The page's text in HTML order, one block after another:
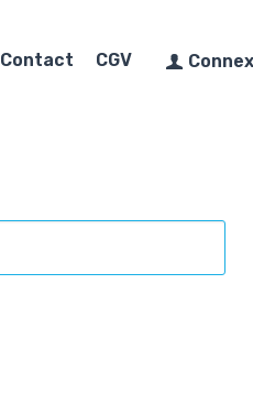
Contact CGV